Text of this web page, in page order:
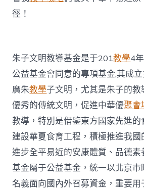
徑！
朱子文明教導基金是于201教學4
公益基金會同意的專項基金,其成
廣朱教學子文明，尤其是朱子的
優秀的傳統文明，促進中華優聚會
教導，特別是借鑒東方國家先進
建設華夏食育工程，積極推進我
進步全平易近的安康體質、品德
基金屬于公益基金，統一以北京
名義面向國內外召募資金，重要